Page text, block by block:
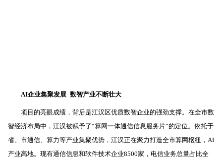
AI企业集聚发展 数智产业不断壮大
项目的亮眼成绩，背后是江汉区优质数智企业的强劲支撑。在全市数
智经济布局中，江汉被赋予了“算网一体通信信息服务片”的定位。依托于
省、市通信、算力等产业集聚优势，江汉正在聚力打造全市算网枢纽，AI
产业高地。现有通信信息和软件技术企业8500家，电信业务总量占比全